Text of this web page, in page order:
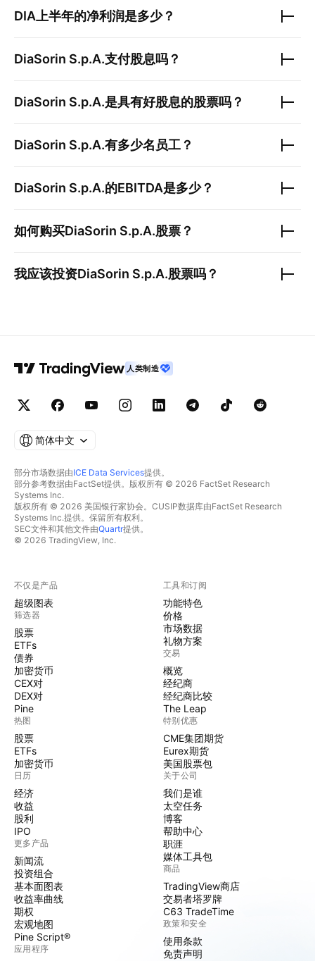
DIA 上半年的净利润是多少？
DiaSorin S.p.A.支付股息吗？
DiaSorin S.p.A.是具有好股息的股票吗？
DiaSorin S.p.A.有多少名员工？
DiaSorin S.p.A.的EBITDA是多少？
如何购买DiaSorin S.p.A.股票？
我应该投资DiaSorin S.p.A.股票吗？
人类制造
简体中文
部分市场数据由ICE Data Services提供。
部分参考数据由FactSet提供。版权所有 © 2026 FactSet Research
Systems Inc.
版权所有 © 2026 美国银行家协会。CUSIP数据库由FactSet Research
Systems Inc.提供。保留所有权利。
SEC文件和其他文件由Quartr提供。
© 2026 TradingView, Inc.
不仅是产品
超级图表
筛选器
股票
ETFs
债券
加密货币
CEX对
DEX对
Pine
热图
股票
ETFs
加密货币
日历
经济
收益
股利
IPO
更多产品
新闻流
投资组合
基本面图表
收益率曲线
期权
宏观地图
Pine Script®
应用程序
工具和订阅
功能特色
价格
市场数据
礼物方案
交易
概览
经纪商
经纪商比较
The Leap
特别优惠
CME集团期货
Eurex期货
美国股票包
关于公司
我们是谁
太空任务
博客
帮助中心
职涯
媒体工具包
商品
TradingView商店
交易者塔罗牌
C63 TradeTime
政策和安全
使用条款
免责声明